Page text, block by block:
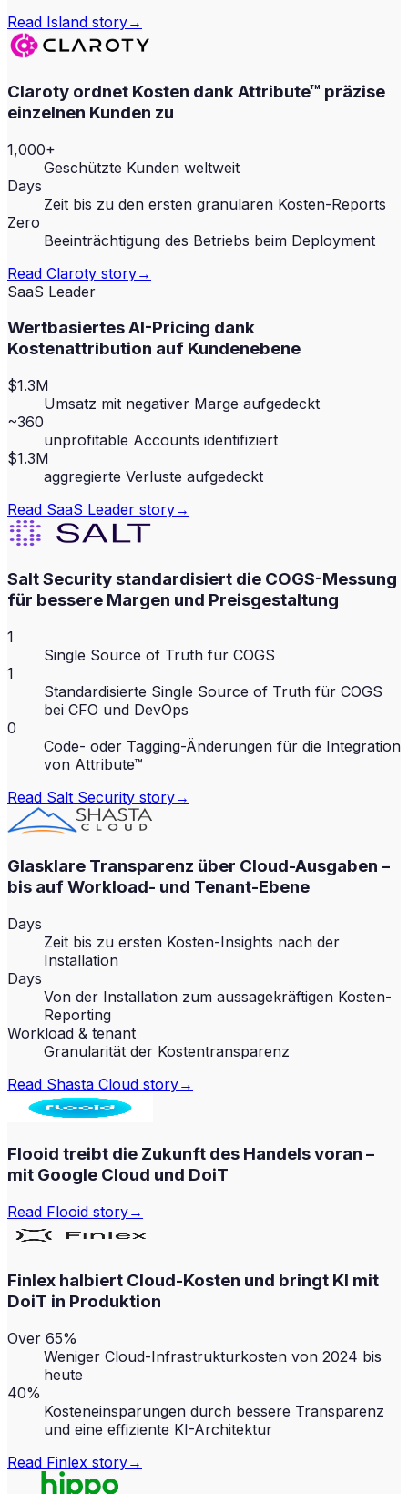
Read Island story→
Claroty ordnet Kosten dank Attribute™ präzise
einzelnen Kunden zu
1,000+
Geschützte Kunden weltweit
Days
Zeit bis zu den ersten granularen Kosten-Reports
Zero
Beeinträchtigung des Betriebs beim Deployment
Read Claroty story→
SaaS Leader
Wertbasiertes AI-Pricing dank
Kostenattribution auf Kundenebene
$1.3M
Umsatz mit negativer Marge aufgedeckt
~360
unprofitable Accounts identifiziert
$1.3M
aggregierte Verluste aufgedeckt
Read SaaS Leader story→
Salt Security standardisiert die COGS-Messung
für bessere Margen und Preisgestaltung
1
Single Source of Truth für COGS
1
Standardisierte Single Source of Truth für COGS
bei CFO und DevOps
0
Code- oder Tagging-Änderungen für die Integration
von Attribute™
Read Salt Security story→
Glasklare Transparenz über Cloud-Ausgaben –
bis auf Workload- und Tenant-Ebene
Days
Zeit bis zu ersten Kosten-Insights nach der
Installation
Days
Von der Installation zum aussagekräftigen Kosten-
Reporting
Workload & tenant
Granularität der Kostentransparenz
Read Shasta Cloud story→
Flooid treibt die Zukunft des Handels voran –
mit Google Cloud und DoiT
Read Flooid story→
Finlex halbiert Cloud-Kosten und bringt KI mit
DoiT in Produktion
Over 65%
Weniger Cloud-Infrastrukturkosten von 2024 bis
heute
40%
Kosteneinsparungen durch bessere Transparenz
und eine effiziente KI-Architektur
Read Finlex story→